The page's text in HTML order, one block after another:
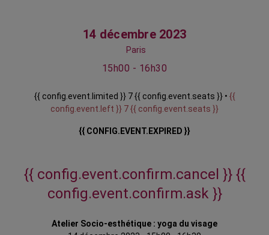
14 décembre 2023
Paris
15h00 - 16h30
{{ config.event.limited }} 7 {{ config.event.seats }} • {{
config.event.left }} 7 {{ config.event.seats }}
{{ CONFIG.EVENT.EXPIRED }}
{{ config.event.confirm.cancel }} {{
config.event.confirm.ask }}
Atelier Socio-esthétique : yoga du visage